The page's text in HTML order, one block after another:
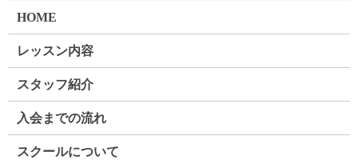
HOME
レッスン内容
スタッフ紹介
入会までの流れ
スクールについて